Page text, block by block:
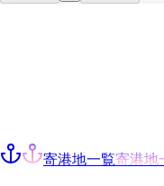
寄港地一覧寄港地